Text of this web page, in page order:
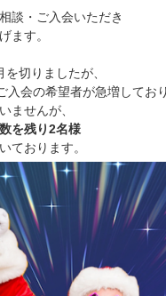
談・ご入会いただき
ます。
切りましたが、
入会の希望者が急増してお
ませんが、
を残り2名様
ております。